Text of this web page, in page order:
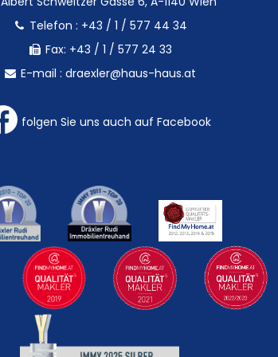
Telefon : +43 / 1 / 577 44 34
Fax: +43 / 1 / 577 24 33
E-mail : draexler@haus-haus.at
folgen Sie uns auch auf Facebook